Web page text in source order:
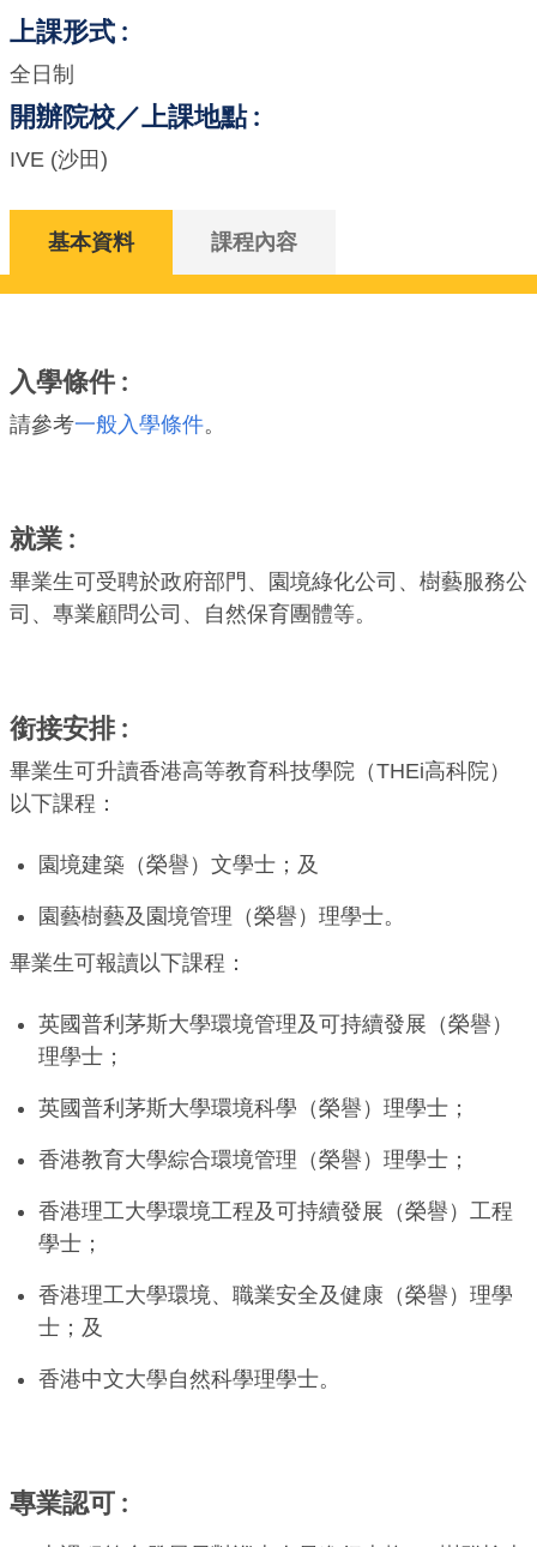
上課形式
全日制
開辦院校／上課地點
IVE (沙田)
基本資料 課程內容
入學條件
請參考一般入學條件。
就業
畢業生可受聘於政府部門、園境綠化公司、樹藝服務公
司、專業顧問公司、自然保育團體等。
銜接安排
畢業生可升讀香港高等教育科技學院（THEi高科院）
以下課程：
園境建築（榮譽）文學士；及
園藝樹藝及園境管理（榮譽）理學士。
畢業生可報讀以下課程：
英國普利茅斯大學環境管理及可持續發展（榮譽）
理學士；
英國普利茅斯大學環境科學（榮譽）理學士；
香港教育大學綜合環境管理（榮譽）理學士；
香港理工大學環境工程及可持續發展（榮譽）工程
學士；
香港理工大學環境、職業安全及健康（榮譽）理學
士；及
香港中文大學自然科學理學士。
專業認可